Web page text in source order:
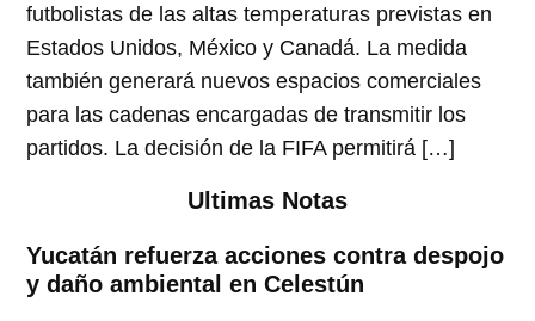
futbolistas de las altas temperaturas previstas en
Estados Unidos, México y Canadá. La medida
también generará nuevos espacios comerciales
para las cadenas encargadas de transmitir los
partidos. La decisión de la FIFA permitirá […]
Ultimas Notas
Yucatán refuerza acciones contra despojo
y daño ambiental en Celestún